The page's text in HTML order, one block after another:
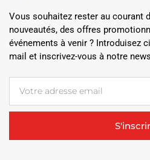
Vous souhaitez rester au courant
nouveautés, des offres
événements à venir ? Introduisez
mail et inscrivez-vous à notre